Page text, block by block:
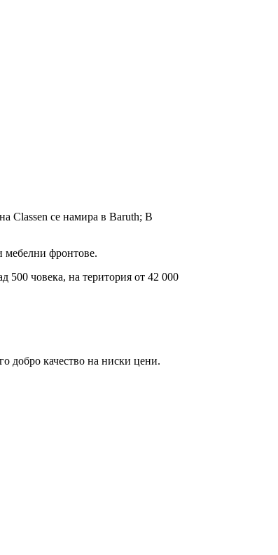
Classen се намира в Baruth; В
мебелни фронтове.
500 човека, на територия от 42 000
добро качество на ниски цени.